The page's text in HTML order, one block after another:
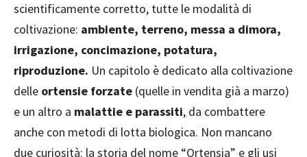
scientificamente corretto, tutte le modalità di
coltivazione: ambiente, terreno, messa a dimora,
irrigazione, concimazione, potatura,
riproduzione. Un capitolo è dedicato alla coltivazione
delle ortensie forzate (quelle in vendita già a marzo)
e un altro a malattie e parassiti, da combattere
anche con metodi di lotta biologica. Non mancano
due curiosità: la storia del nome “Ortensia” e gli usi